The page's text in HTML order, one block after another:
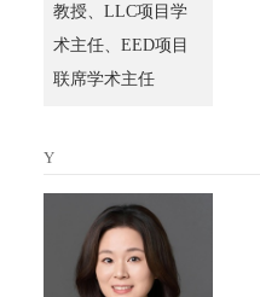
教授、LLC项目学
术主任、EED项目
联席学术主任
Y